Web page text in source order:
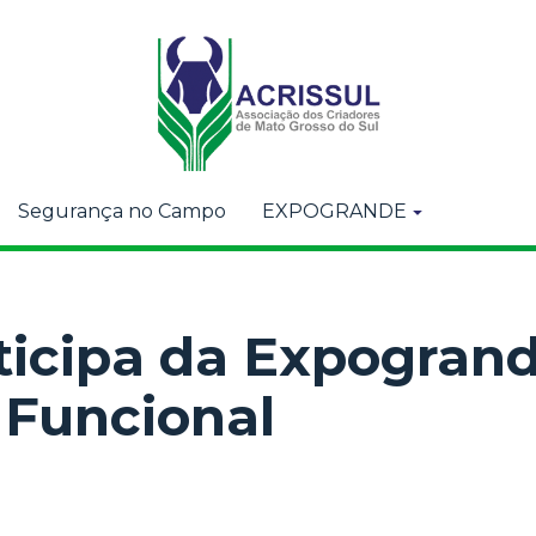
Segurança no Campo EXPOGRANDE
da